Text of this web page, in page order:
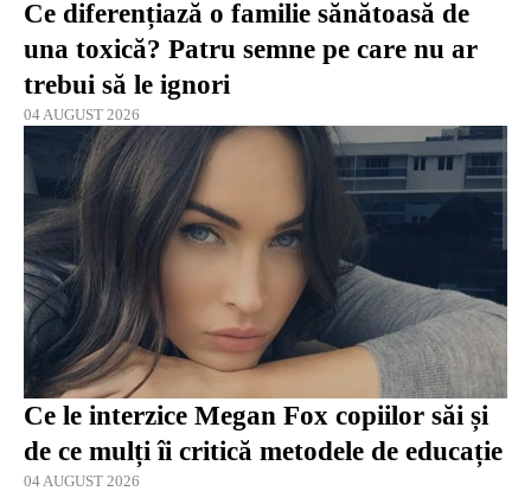
Ce diferențiază o familie sănătoasă de
una toxică? Patru semne pe care nu ar
trebui să le ignori
04 AUGUST 2026
Ce le interzice Megan Fox copiilor săi și
de ce mulți îi critică metodele de educație
04 AUGUST 2026